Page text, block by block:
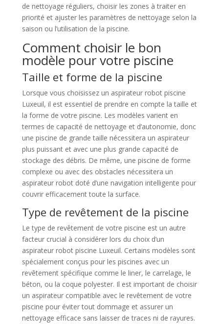
de nettoyage réguliers, choisir les zones à traiter en
priorité et ajuster les paramètres de nettoyage selon la
saison ou l’utilisation de la piscine.
Comment choisir le bon
modèle pour votre piscine
Taille et forme de la piscine
Lorsque vous choisissez un aspirateur robot piscine
Luxeuil, il est essentiel de prendre en compte la taille et
la forme de votre piscine. Les modèles varient en
termes de capacité de nettoyage et d’autonomie, donc
une piscine de grande taille nécessitera un aspirateur
plus puissant et avec une plus grande capacité de
stockage des débris. De même, une piscine de forme
complexe ou avec des obstacles nécessitera un
aspirateur robot doté d’une navigation intelligente pour
couvrir efficacement toute la surface.
Type de revêtement de la piscine
Le type de revêtement de votre piscine est un autre
facteur crucial à considérer lors du choix d’un
aspirateur robot piscine Luxeuil. Certains modèles sont
spécialement conçus pour les piscines avec un
revêtement spécifique comme le liner, le carrelage, le
béton, ou la coque polyester. Il est important de choisir
un aspirateur compatible avec le revêtement de votre
piscine pour éviter tout dommage et assurer un
nettoyage efficace sans laisser de traces ni de rayures.